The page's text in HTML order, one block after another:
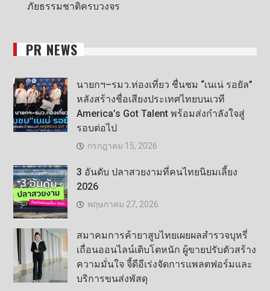
ภัยธรรมชาติครบวงจร
PR NEWS
นายกฯ–รมว.ท่องเที่ยว ชื่นชม “เนเน่ รอยัล”
หลังสร้างชื่อเสียงประเทศไทยบนเวที
America’s Got Talent พร้อมส่งกำลังใจสู่
รอบต่อไป
กรกฎาคม 15, 2026
3 อันดับ ปลาสวยงามที่คนไทยนิยมเลี้ยง
2026
พฤษภาคม 27, 2026
สมาคมการค้ายาสูบไทยเผยผลสำรวจบุหรี่
เถื่อนออนไลน์เติบโตหนัก ผู้ขายปรับตัวสร้าง
ความมั่นใจ จี้ดีอีเร่งจัดการแพลตฟอร์มและ
บริการขนส่งพัสดุ